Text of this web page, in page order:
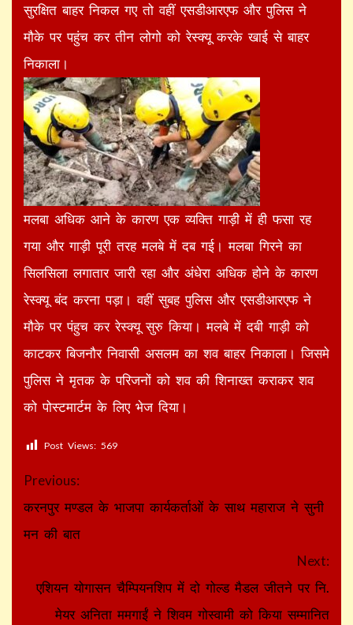
सुरक्षित बाहर निकल गए तो वहीं एसडीआरएफ और पुलिस ने
मौके पर पहुंच कर तीन लोगो को रेस्क्यू करके खाई से बाहर
निकाला।
मलबा अधिक आने के कारण एक व्यक्ति गाड़ी में ही फसा रह
गया और गाड़ी पूरी तरह मलबे में दब गई। मलबा गिरने का
सिलसिला लगातार जारी रहा और अंधेरा अधिक होने के कारण
रेस्क्यू बंद करना पड़ा। वहीं सुबह पुलिस और एसडीआरएफ ने
मौके पर पंहुच कर रेस्क्यू सुरु किया। मलबे में दबी गाड़ी को
काटकर बिजनौर निवासी असलम का शव बाहर निकाला। जिसमे
पुलिस ने मृतक के परिजनों को शव की शिनाख्त कराकर शव
को पोस्टमार्टम के लिए भेज दिया।
Post Views: 569
Continue
Reading
Previous:
करनपुर मण्डल के भाजपा कार्यकर्ताओं के साथ महाराज ने सुनी
मन की बात
Next:
एशियन योगासन चैम्पियनशिप में दो गोल्ड मैडल जीतने पर नि.
मेयर अनिता ममगाईं ने शिवम गोस्वामी को किया सम्मानित